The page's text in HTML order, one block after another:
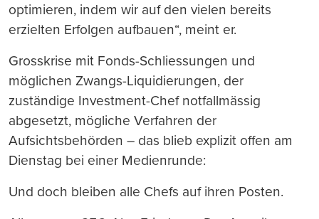
optimieren, indem wir auf den vielen bereits
erzielten Erfolgen aufbauen“, meint er.
Grosskrise mit Fonds-Schliessungen und
möglichen Zwangs-Liquidierungen, der
zuständige Investment-Chef notfallmässig
abgesetzt, mögliche Verfahren der
Aufsichtsbehörden – das blieb explizit offen am
Dienstag bei einer Medienrunde:
Und doch bleiben alle Chefs auf ihren Posten.